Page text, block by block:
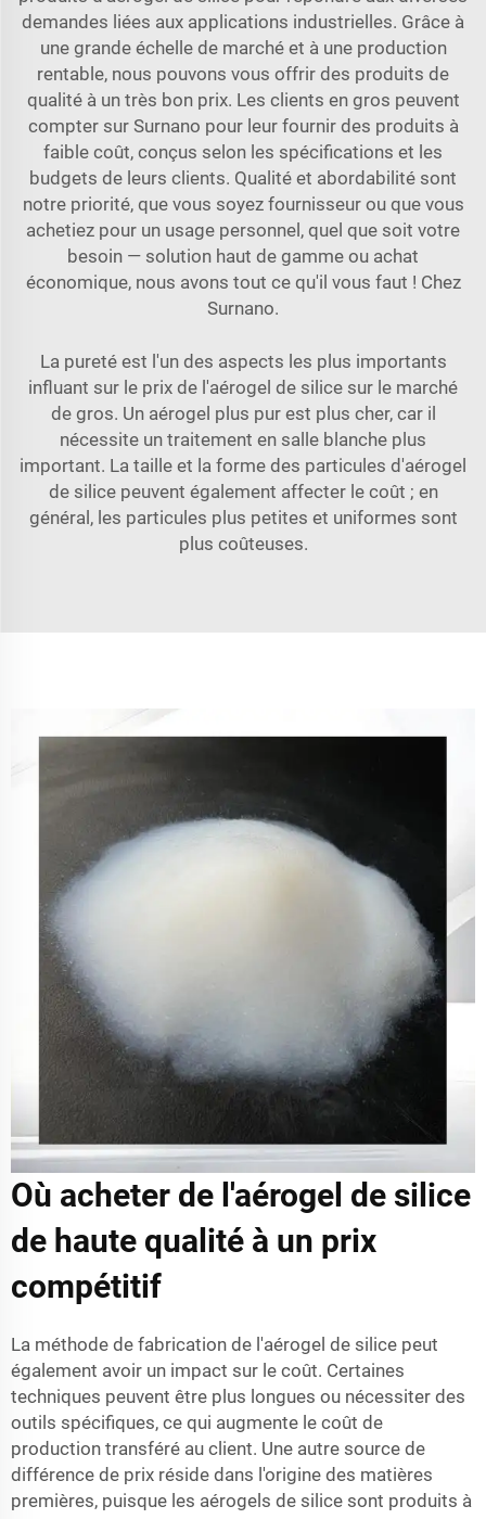
demandes liées aux applications industrielles. Grâce à
une grande échelle de marché et à une production
rentable, nous pouvons vous offrir des produits de
qualité à un très bon prix. Les clients en gros peuvent
compter sur Surnano pour leur fournir des produits à
faible coût, conçus selon les spécifications et les
budgets de leurs clients. Qualité et abordabilité sont
notre priorité, que vous soyez fournisseur ou que vous
achetiez pour un usage personnel, quel que soit votre
besoin — solution haut de gamme ou achat
économique, nous avons tout ce qu'il vous faut ! Chez
Surnano.
La pureté est l'un des aspects les plus importants
influant sur le prix de l'aérogel de silice sur le marché
de gros. Un aérogel plus pur est plus cher, car il
nécessite un traitement en salle blanche plus
important. La taille et la forme des particules d'aérogel
de silice peuvent également affecter le coût ; en
général, les particules plus petites et uniformes sont
plus coûteuses.
Où acheter de l'aérogel de silice
de haute qualité à un prix
compétitif
La méthode de fabrication de l'aérogel de silice peut
également avoir un impact sur le coût. Certaines
techniques peuvent être plus longues ou nécessiter des
outils spécifiques, ce qui augmente le coût de
production transféré au client. Une autre source de
différence de prix réside dans l'origine des matières
premières, puisque les aérogels de silice sont produits à